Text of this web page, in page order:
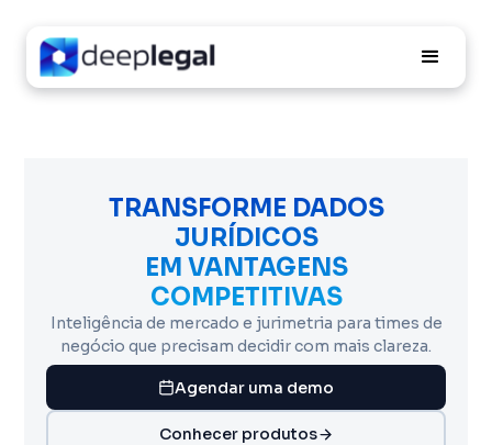
TRANSFORME DADOS
JURÍDICOS
EM VANTAGENS
COMPETITIVAS
Inteligência de mercado e jurimetria para times de
negócio que precisam decidir com mais clareza.
Agendar uma demo
Conhecer produtos